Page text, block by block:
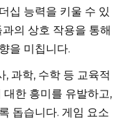
십 능력을 키울 수 있
의 상호 작용을 통해
을 미칩니다.
, 과학, 수학 등 교육적
한 흥미를 유발하고,
돕습니다. 게임 요소